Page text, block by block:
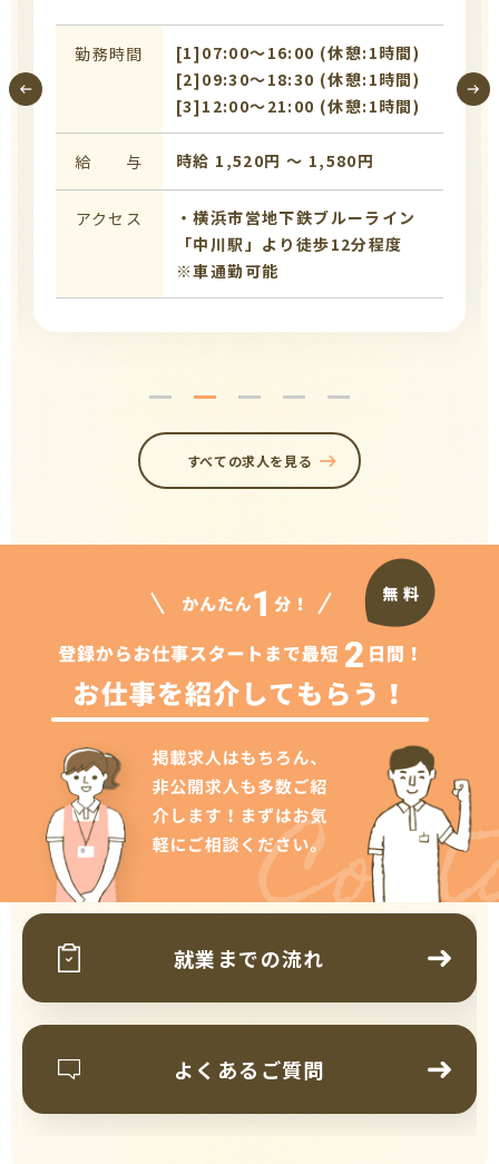
勤務時間
[1]07:00〜16:00 (休憩:1時間)
[2]09:30〜18:30 (休憩:1時間)
[3]12:00〜21:00 (休憩:1時間)
給 与 時給 1,520円 〜 1,580円
アクセス
・横浜市営地下鉄ブルーライン
「中川駅」より徒歩12分程度
※車通勤可能
すべての求人を見る
就業までの流れ
よくあるご質問